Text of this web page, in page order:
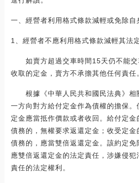
一、經營者利用格式條款減輕或免除自
1、經營者不應利用格式條款減輕其法
如賣方超過交車時間15天仍不能交
收取的定金，賣方不承擔其他任何責任
根據《中華人民共和國民法典》相
一方向對方給付定金作為債權的擔保。
定金應當抵作價款或者收回。給付定金
債務的，無權要求返還定金；收受定金
債務的，應當雙倍返還定金。該約定免
應雙倍返還定金的法定責任，涉嫌侵犯
責任的法定權利。